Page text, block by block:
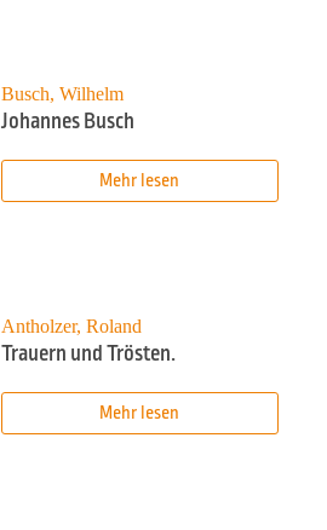
Busch, Wilhelm
Johannes Busch
Mehr lesen
Antholzer, Roland
Trauern und Trösten.
Mehr lesen